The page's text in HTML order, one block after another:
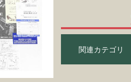
関連カテゴリ